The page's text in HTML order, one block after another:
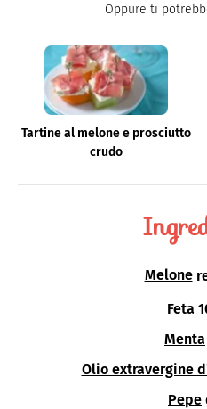
INSTAGRAM
LINK
da bambina, ama il buon
Oppure ti
Tartine al melone e prosciutto
crudo
Melone
Feta
Menta
Olio extravergine
Pepe